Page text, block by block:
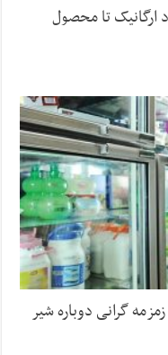
ارگانیک تا محصول
گرانی دوباره شیر